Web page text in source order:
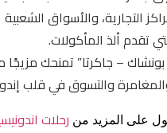
التجارية، والأسواق الشعبية
تقدم ألذ المأكولات.
– جاكرتا” تمنحك مزيجًا
والتسوق في قلب
على المزيد من رحلات